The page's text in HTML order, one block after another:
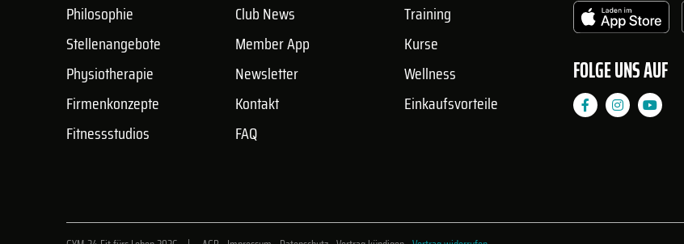
Philosophie
Stellenangebote
Physiotherapie
Firmenkonzepte
Fitnessstudios
Club News
Member App
Newsletter
Kontakt
FAQ
Training
Kurse
Wellness
Einkaufsvorteile
FOLGE UNS AUF